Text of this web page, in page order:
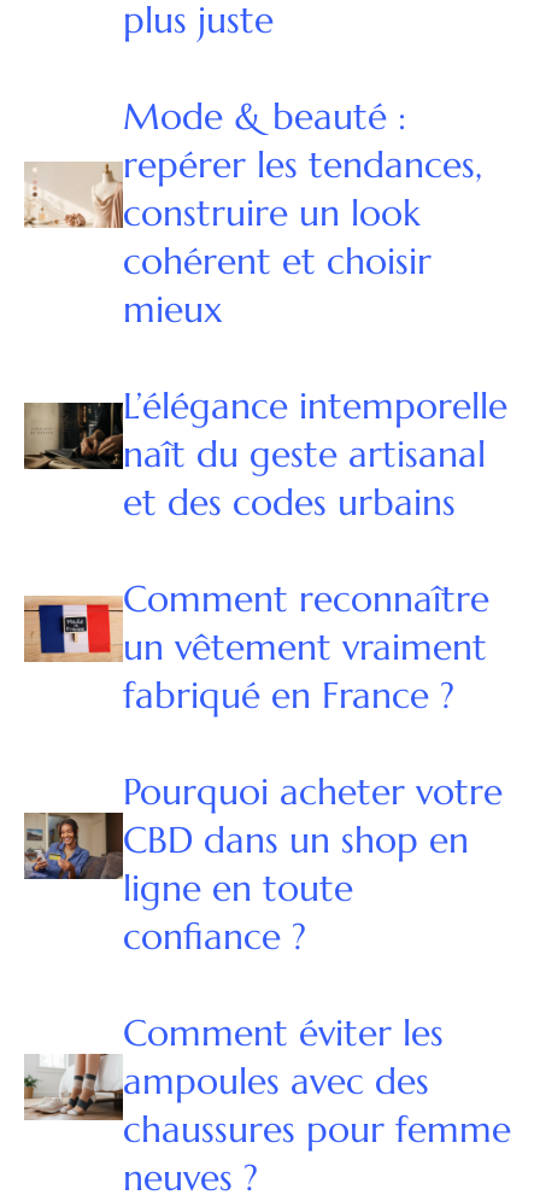
plus juste
Mode & beauté :
repérer les tendances,
construire un look
cohérent et choisir
mieux
L’élégance intemporelle
naît du geste artisanal
et des codes urbains
Comment reconnaître
un vêtement vraiment
fabriqué en France ?
Pourquoi acheter votre
CBD dans un shop en
ligne en toute
confiance ?
Comment éviter les
ampoules avec des
chaussures pour femme
neuves ?